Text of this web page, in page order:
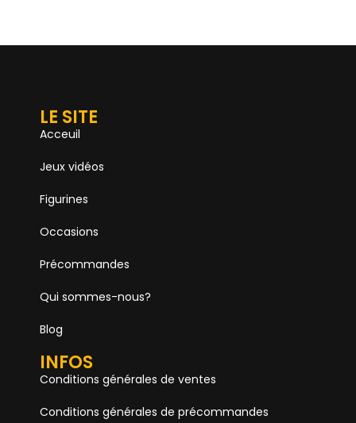
LE SITE
Acceuil
Jeux vidéos
Figurines
Occasions
Précommandes
Qui sommes-nous?
Blog
INFOS
Conditions générales de ventes
Conditions générales de précommandes